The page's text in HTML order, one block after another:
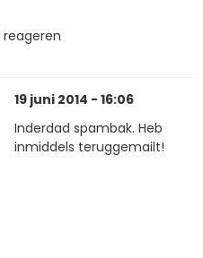
19 juni 2014 - 16:06
Inderdad spambak. Heb
inmiddels teruggemailt!